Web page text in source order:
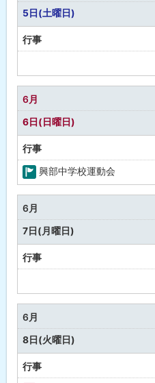
5日(土曜日)
行事
定
な
し
6月
6日(日曜日)
行事
町
の
行
事
興部中学校運動会
6月
7日(月曜日)
行事
定
な
し
6月
8日(火曜日)
行事